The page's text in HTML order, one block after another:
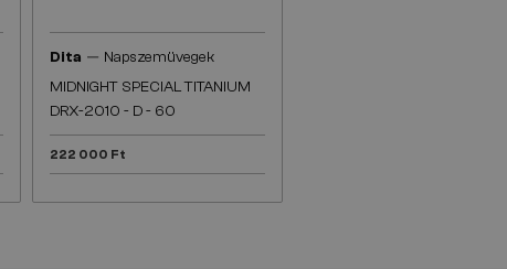
Dita — Napszemüvegek
MIDNIGHT SPECIAL TITANIUM
DRX-2010 - D - 60
222 000 Ft